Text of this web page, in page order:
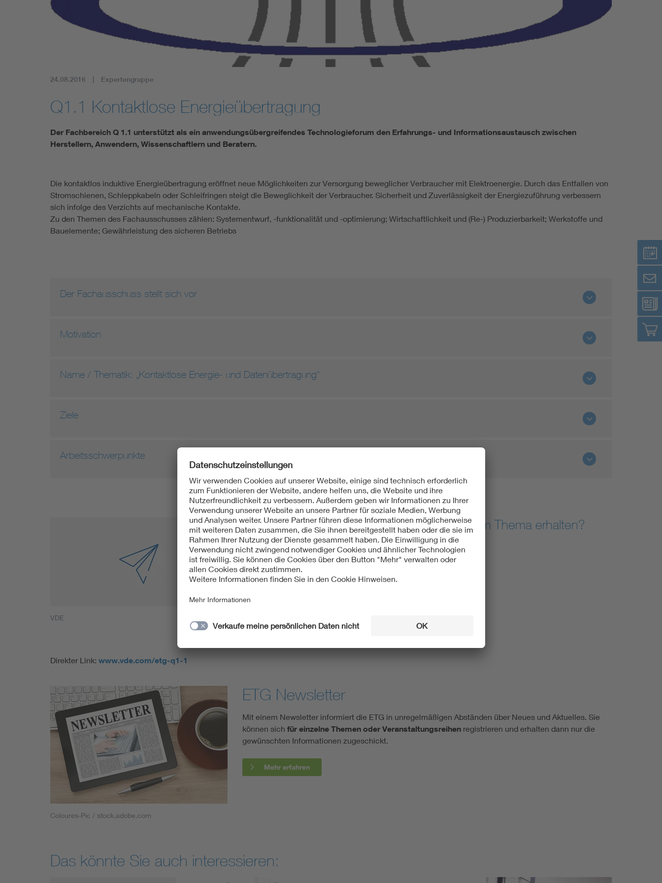
Mobility
Standards
Renewable energies
Kompetenzzentrum Smart Grid
24.08.2016 Expertengruppe
Q1.1 Kontaktlose Energieübertragung
Der Fachbereich Q 1.1 unterstützt als ein anwendungsübergreifendes Technologieforum den Erfahrungs- und Informationsaustausch zwischen
Herstellern, Anwendern, Wissenschaftlern und Beratern.
Die kontaktlos induktive Energieübertragung eröffnet neue Möglichkeiten zur Versorgung beweglicher Verbraucher mit Elektroenergie. Durch das Entfallen von
Stromschienen, Schleppkabeln oder Schleifringen steigt die Beweglichkeit der Verbraucher. Sicherheit und Zuverlässigkeit der Energiezuführung verbessern
sich infolge des Verzichts auf mechanische Kontakte.
Zu den Themen des Fachausschusses zählen: Systementwurf, -funktionalität und -optimierung; Wirtschaftlichkeit und (Re-) Produzierbarkeit; Werkstoffe und
Bauelemente; Gewährleistung des sicheren Betriebs
Der Fachausschuss stellt sich vor
Motivation
Name / Thematik: „Kontaktlose Energie- und Datenübertragung“
Ziele
Arbeitsschwerpunkte
VDE
Möchten Sie die ETG Informationen zu diesem Thema erhalten?
Dann bestellen Sie unseren Newsletter.
Newsletter bestellen
Direkter Link: www.vde.com/etg-q1-1
Coloures-Pic / stock.adobe.com
ETG Newsletter
Mit einem Newsletter informiert die ETG in unregelmäßigen Abständen über Neues und Aktuelles. Sie
können sich für einzelne Themen oder Veranstaltungsreihen registrieren und erhalten dann nur die
gewünschten Informationen zugeschickt.
Mehr erfahren
Das könnte Sie auch interessieren: